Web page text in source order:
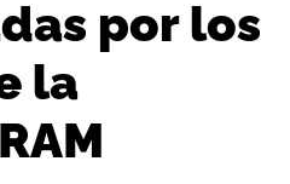
por los
la